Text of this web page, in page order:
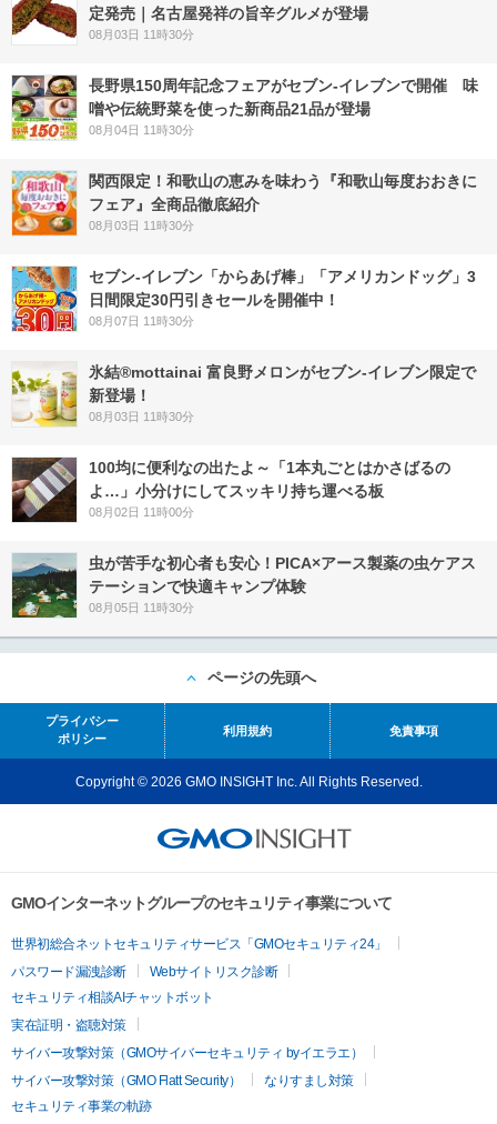
定発売｜名古屋発祥の旨辛グルメが登場
08月03日 11時30分
長野県150周年記念フェアがセブン-イレブンで開催 味
噌や伝統野菜を使った新商品21品が登場
08月04日 11時30分
関西限定！和歌山の恵みを味わう『和歌山毎度おおきに
フェア』全商品徹底紹介
08月03日 11時30分
セブン‐イレブン「からあげ棒」「アメリカンドッグ」3
日間限定30円引きセールを開催中！
08月07日 11時30分
氷結®mottainai 富良野メロンがセブン‐イレブン限定で
新登場！
08月03日 11時30分
100均に便利なの出たよ～「1本丸ごとはかさばるの
よ…」小分けにしてスッキリ持ち運べる板
08月02日 11時00分
虫が苦手な初心者も安心！PICA×アース製薬の虫ケアス
テーションで快適キャンプ体験
08月05日 11時30分
ページの先頭へ
プライバシー
ポリシー
利用規約 免責事項
Copyright © 2026 GMO INSIGHT Inc. All Rights Reserved.
GMOインターネットグループのセキュリティ事業について
世界初総合ネットセキュリティサービス「GMOセキュリティ24」
パスワード漏洩診断
Webサイトリスク診断
セキュリティ相談AIチャットボット
実在証明・盗聴対策
サイバー攻撃対策（GMOサイバーセキュリティ byイエラエ）
サイバー攻撃対策（GMO Flatt Security）
なりすまし対策
セキュリティ事業の軌跡